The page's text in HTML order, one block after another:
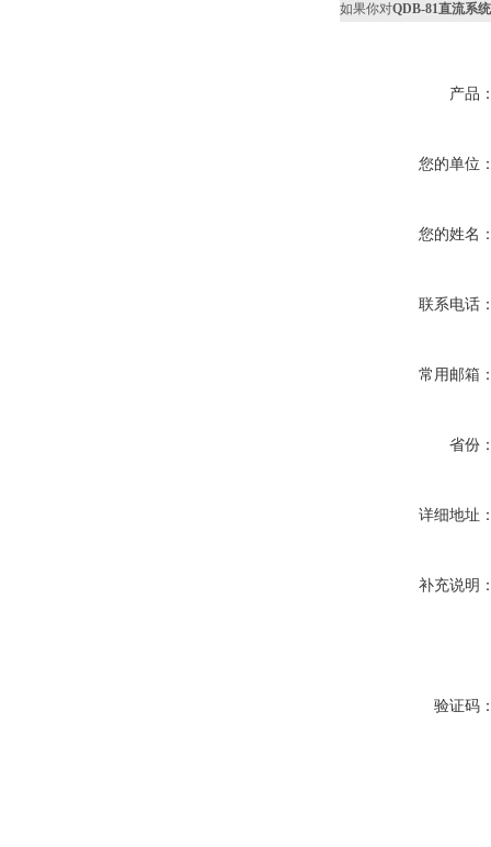
如果你对QDB-81直流系
产品
您的单位
您的姓名
联系电话
常用邮箱
省份
详细地址
补充说明
验证码